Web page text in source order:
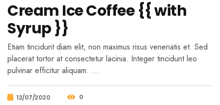
Cream Ice Coffee {{ with
Syrup }}
Etiam tincidunt diam elit, non maximus risus venenatis et. Sed
placerat tortor at consectetur lacinia. Integer tincidunt leo
pulvinar efficitur aliquam. …
12/07/2020 0